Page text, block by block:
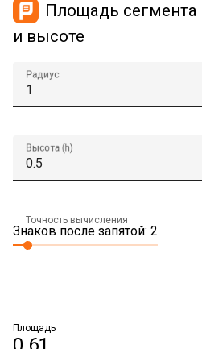
Площадь сегмента
и высоте
Радиус
Высота (h)
Точность вычисления
Знаков после запятой: 2
Площадь